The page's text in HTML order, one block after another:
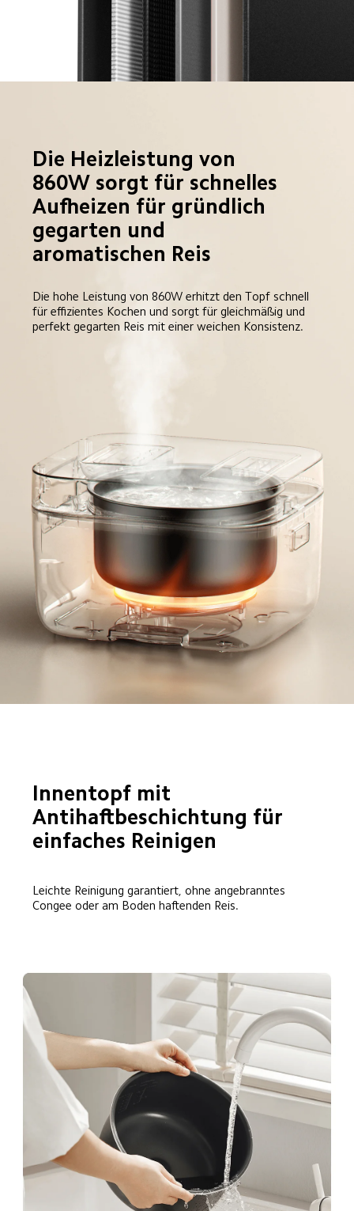
Die Heizleistung von
860W sorgt für schnelles
Aufheizen für gründlich
gegarten und
aromatischen Reis
Die hohe Leistung von 860W erhitzt den Topf schnell
für effizientes Kochen und sorgt für gleichmäßig und
perfekt gegarten Reis mit einer weichen Konsistenz.
Innentopf mit
Antihaftbeschichtung für
einfaches Reinigen
Leichte Reinigung garantiert, ohne angebranntes
Congee oder am Boden haftenden Reis.